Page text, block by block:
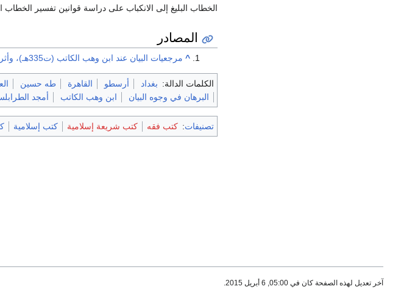
الخطاب البليغ إلى الانكباب على دراسة قوانين تفسير
المصادر
^ مرجعيات البيان عند ابن وهب الكاتب (ت335هـ)، وأثرها في التفكير البياني العربي، جامعة الجزائر
الكلمات الدالة: بغداد أرسطو القاهرة طه حسين
البرهان في وجوه البيان
ابن وهب الكاتب أمجد
تصنيفات: كتب فقه كتب شريعة إسلامية كتب إسلامية
آخر تعديل لهذه الصفحة كان في 05:00, 6 أبريل 2015.